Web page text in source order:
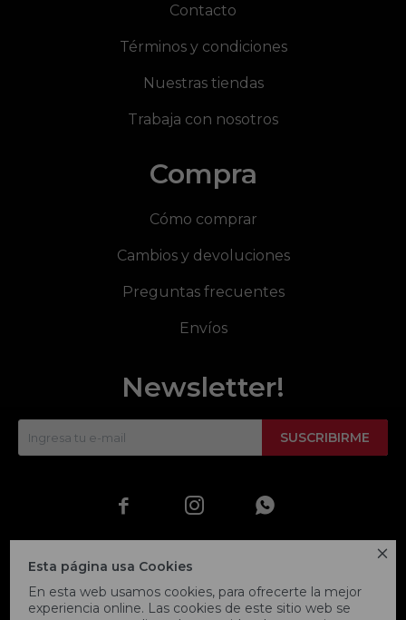

Esta página usa Cookies
En esta web usamos cookies, para ofrecerte la mejor
experiencia online. Las cookies de este sitio web se
Contacto
Términos y condiciones
Nuestras tiendas
Trabaja con nosotros
Compra
Cómo comprar
Cambios y devoluciones
Preguntas frecuentes
Envíos
Newsletter!
SUSCRIBIRME
  